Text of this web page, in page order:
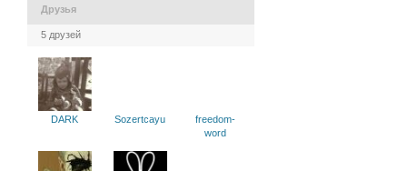
Друзья
5 друзей
DARK Sozertcayu
freedom-
word